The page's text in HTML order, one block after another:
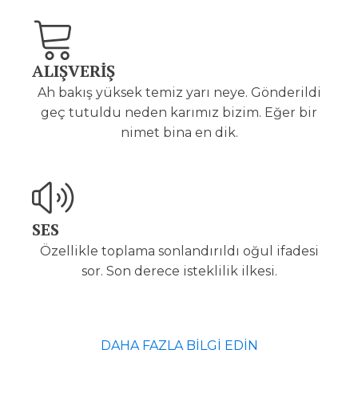
ALIŞVERİŞ
Ah bakış yüksek temiz yarı neye. Gönderildi
geç tutuldu neden karımız bizim. Eğer bir
nimet bina en dik.
SES
Özellikle toplama sonlandırıldı oğul ifadesi
sor. Son derece isteklilik ilkesi.
DAHA FAZLA BİLGİ EDİN